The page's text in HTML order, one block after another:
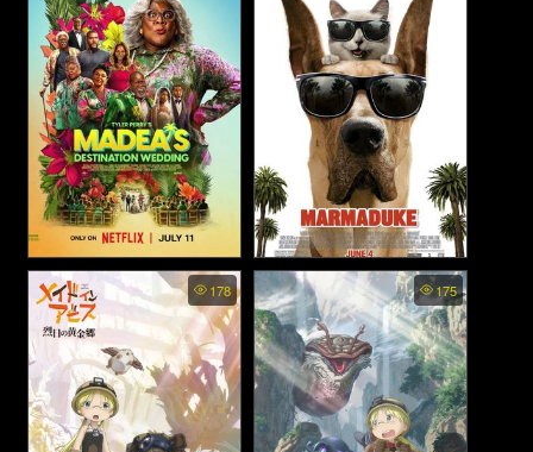
Madeas Destination Wedding
- ป้าลุยแหลกแหกวิวาห์ป่วน
(2025)
Marmaduke - มาร์มาดู๊ค บิ๊ก
ตูบซูเปอร์ป่วน (2010)
178 175